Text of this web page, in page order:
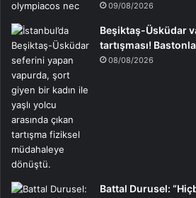
09/08/2026
Beşiktaş-Üsküdar
tartışması! Bastonla
08/08/2026
Battal Durusel: